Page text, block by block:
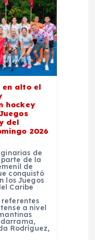
en alto el
hockey
del
2026
de
de la
de
conquistó
los Juegos
Caribe
referentes
a nivel
Rodríguez,